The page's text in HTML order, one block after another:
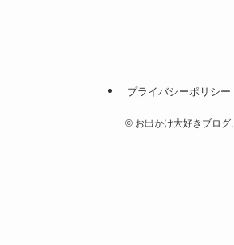
プライバシーポリシー
©お出かけ大好きブログ.